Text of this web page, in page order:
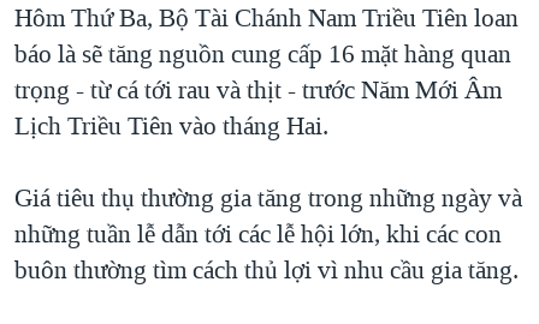
THƯỢNG ĐỈNH TRUMP-KIM TẠI VIỆT NAM
TRỊNH VĨNH BÌNH VS. CHÍNH PHỦ VIỆT NAM
NGƯ DÂN VIỆT VÀ LÀN SÓNG TRỘM HẢI SÂM
QUAN HỆ VIỆT MỸ
Hôm Thứ Ba, Bộ Tài Chánh Nam Triều Tiên loan
báo là sẽ tăng nguồn cung cấp 16 mặt hàng quan
trọng - từ cá tới rau và thịt - trước Năm Mới Âm
Lịch Triều Tiên vào tháng Hai.
Giá tiêu thụ thường gia tăng trong những ngày và
những tuần lễ dẫn tới các lễ hội lớn, khi các con
buôn thường tìm cách thủ lợi vì nhu cầu gia tăng.